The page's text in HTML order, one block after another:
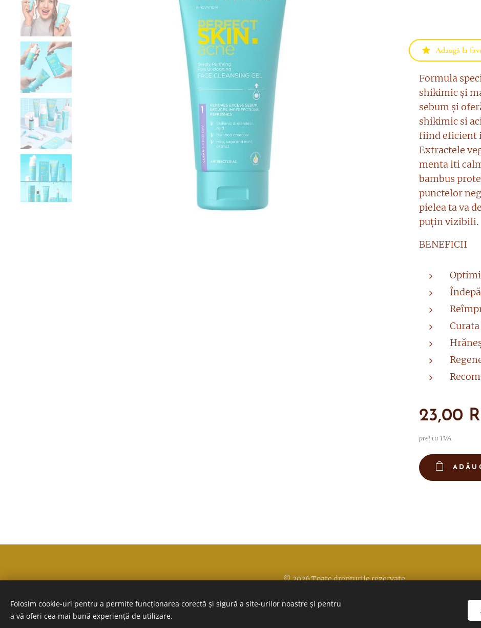
Adaugă la
Formula
shikimic și
sebum și
shikimic si
fiind eficient
Extractele
menta iti
bambus
punctelor
pielea ta va
puțin vizibili.
BENEFICII
23,00
preț cu TVA
© 2026 Toate drepturile rezervate
Folosim cookie-uri pentru a permite funcționarea corectă și sigură a site-urilor noastre și pentru
a vă oferi cea mai bună experiență de utilizare.